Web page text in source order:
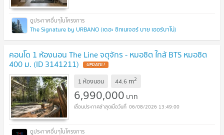
The Signature by URBANO (เดอะ ซิกเนเจอร์ บาย เออร์บาโน่)
คอนโด 1 ห้องนอน The Line จตุจักร - หมอชิต ใกล้ BTS หมอชิต
400 ม. (ID 3141211)
1 ห้องนอน 44.6 m2
6,990,000 บาท
06/08/2026 13:49:00